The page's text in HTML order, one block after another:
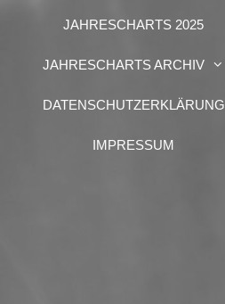
JAHRESCHARTS 2025
JAHRESCHARTS ARCHIV
DATENSCHUTZERKLÄRUNG
IMPRESSUM